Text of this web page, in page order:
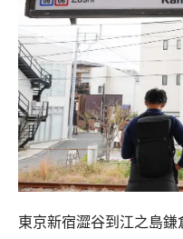
東京新宿澀谷到江之島鎌